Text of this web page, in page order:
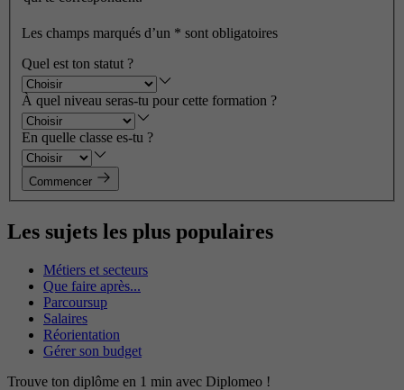
Les champs marqués d’un * sont obligatoires
Quel est ton statut ?
À quel niveau seras-tu pour cette formation ?
En quelle classe es-tu ?
Commencer
Les sujets les plus populaires
Métiers et secteurs
Que faire après...
Parcoursup
Salaires
Réorientation
Gérer son budget
Trouve ton diplôme en 1 min avec Diplomeo !